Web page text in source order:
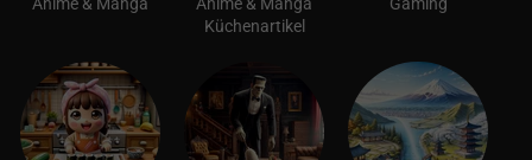
Küchenartikel